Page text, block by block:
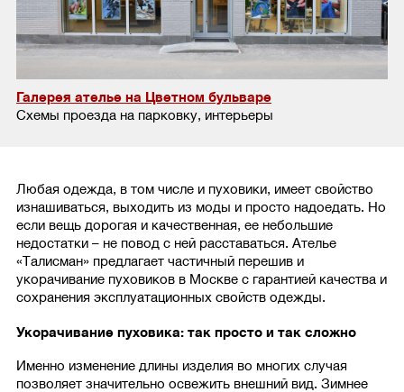
Галерея ателье на Цветном бульваре
Схемы проезда на парковку, интерьеры
Любая одежда, в том числе и пуховики, имеет свойство
изнашиваться, выходить из моды и просто надоедать. Но
если вещь дорогая и качественная, ее небольшие
недостатки – не повод с ней расставаться. Ателье
«Талисман» предлагает частичный перешив и
укорачивание пуховиков в Москве с гарантией качества и
сохранения эксплуатационных свойств одежды.
Укорачивание пуховика: так просто и так сложно
Именно изменение длины изделия во многих случая
позволяет значительно освежить внешний вид. Зимнее